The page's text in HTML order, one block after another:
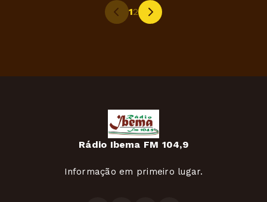
12
Rádio Ibema FM 104,9
Informação em primeiro lugar.